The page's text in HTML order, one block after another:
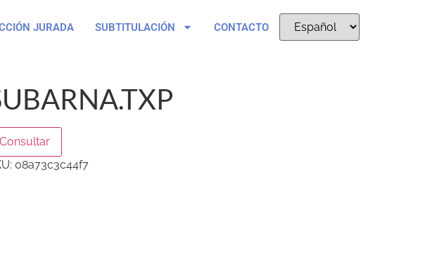
JURADA SUBTITULACIÓN CONTACTO
Consultar
08a73c3c44f7